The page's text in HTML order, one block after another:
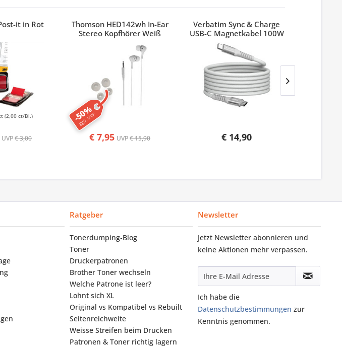
it in Rot
UVP€ 3,00
(2,00 ct/Bl.) -50%
ggü. UVP
Thomson HED142wh In-Ear
Stereo Kopfhörer Weiß
€ 7,95 UVP€ 15,90
Verbatim Sync & Charge
USB-C Magnetkabel 100W
€ 14,90
Ratgeber
Tonerdumping‑Blog
Toner
Druckerpatronen
Brother Toner wechseln
Welche Patrone ist leer?
Lohnt sich XL
Original vs Kompatibel vs Rebuilt
Seitenreichweite
Weisse Streifen beim Drucken
Patronen & Toner richtig lagern
Newsletter
Jetzt Newsletter abonnieren und
keine Aktionen mehr verpassen.
Ich habe die
Datenschutzbestimmungen zur
Kenntnis genommen.